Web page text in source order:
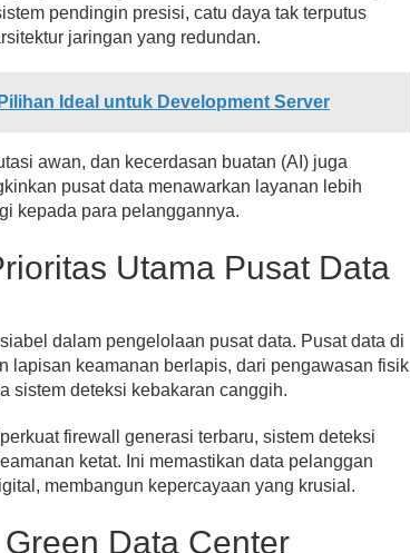
pendingin presisi, catu daya tak terputus
jaringan yang redundan.
Ideal untuk Development Server
awan, dan kecerdasan buatan (AI) juga
pusat data menawarkan layanan lebih
kepada para pelanggannya.
Utama Pusat Data
dalam pengelolaan pusat data. Pusat data di
lapisan keamanan berlapis, dari pengawasan fisik
sistem deteksi kebakaran canggih.
firewall generasi terbaru, sistem deteksi
ketat. Ini memastikan data pelanggan
membangun kepercayaan yang krusial.
Data Center